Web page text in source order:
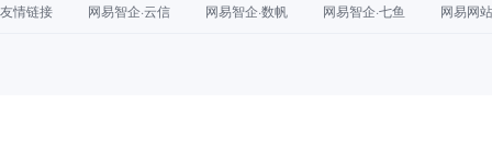
友情链接 网易智企·云信 网易智企·数帆 网易智企·七鱼 网易网